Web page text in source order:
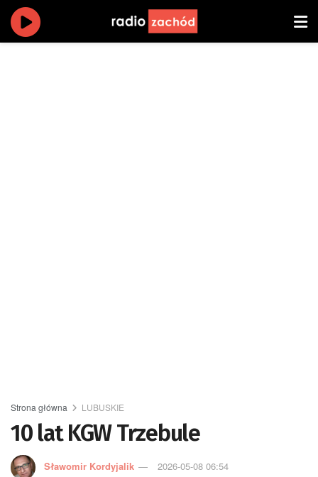
Strona główna LUBUSKIE
10 lat KGW Trzebule
Sławomir Kordyjalik 2026-05-08 06:54